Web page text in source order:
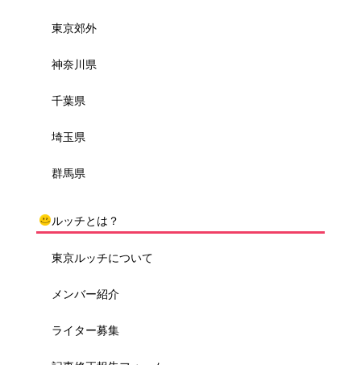
東京郊外
神奈川県
千葉県
埼玉県
群馬県
ルッチとは？
東京ルッチについて
メンバー紹介
ライター募集